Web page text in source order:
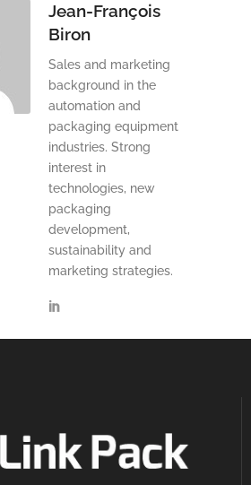
Jean-François
Biron
Sales and marketing
background in the
automation and
packaging equipment
industries. Strong
interest in
technologies, new
packaging
development,
sustainability and
marketing strategies.